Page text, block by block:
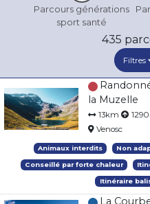
Parcours générations
sport santé
435
Filtres
la Muzelle
13km
Venosc
Animaux interdits Non
Conseillé par forte chaleur
Itinéraire
La